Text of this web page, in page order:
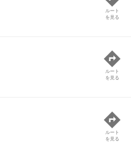
ルート
を見る
ルート
を見る
ルート
を見る